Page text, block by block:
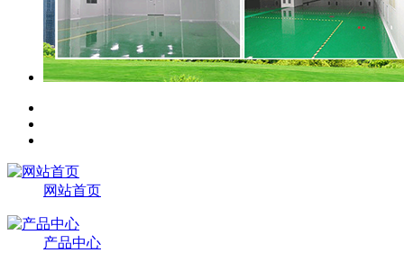
网站首页
产品中心